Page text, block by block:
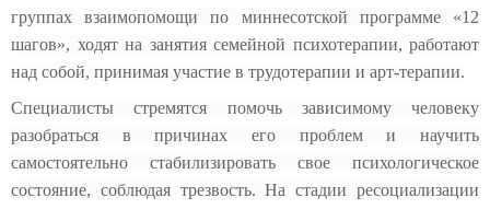
группах взаимопомощи по миннесотской программе «12
шагов», ходят на занятия семейной психотерапии, работают
над собой, принимая участие в трудотерапии и арт-терапии.
Специалисты стремятся помочь зависимому человеку
разобраться в причинах его проблем и научить
самостоятельно стабилизировать свое психологическое
состояние, соблюдая трезвость. На стадии ресоциализации